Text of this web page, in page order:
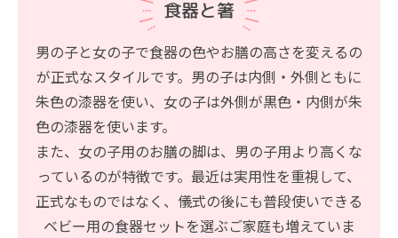
食器と箸
男の子と女の子で食器の色やお膳の高さを変えるの
が正式なスタイルです。男の子は内側・外側ともに
朱色の漆器を使い、女の子は外側が黒色・内側が朱
色の漆器を使います。
また、女の子用のお膳の脚は、男の子用より高くな
っているのが特徴です。最近は実用性を重視して、
正式なものではなく、儀式の後にも普段使いできる
ベビー用の食器セットを選ぶご家庭も増えていま